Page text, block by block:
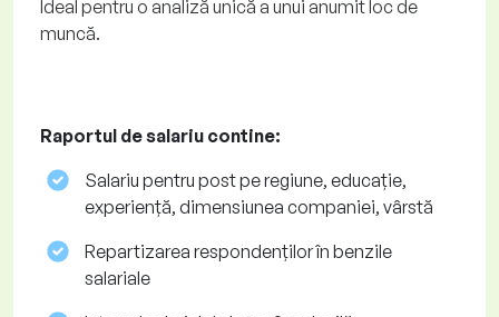
Ideal pentru o analiză unică a unui anumit loc de
muncă.
Raportul de salariu contine:
Salariu pentru post pe regiune, educație,
experiență, dimensiunea companiei, vârstă
Repartizarea respondenților în benzile
salariale